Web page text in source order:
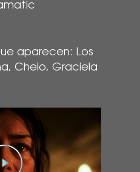
aparecen: Los
Chelo, Graciela